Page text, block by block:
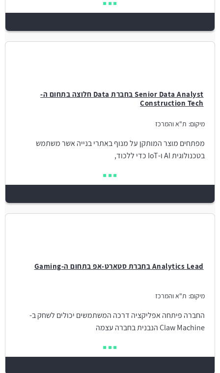
Senior Data Analyst בחברת Data חלוצה בתחום ה-
Construction Tech
מיקום: ת"א והמרכז
מפתחים מוצר המותקן על מנוף באתרי בנייה אשר משתמש
בטכנולוגית AI ו-IoT כדי ללכוד,
Analytics Lead בחברת סטארט-אפ בתחום ה-Gaming
מיקום: ת"א והמרכז
החברה פיתחה אפליקציה דרכה המשתמשים יכולים לשחק ב-
Claw Machine הנבנית בחברה עצמה